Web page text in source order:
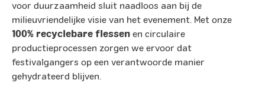
voor duurzaamheid sluit naadloos aan bij de
milieuvriendelijke visie van het evenement. Met onze
100% recyclebare flessen en circulaire
productieprocessen zorgen we ervoor dat
festivalgangers op een verantwoorde manier
gehydrateerd blijven.​